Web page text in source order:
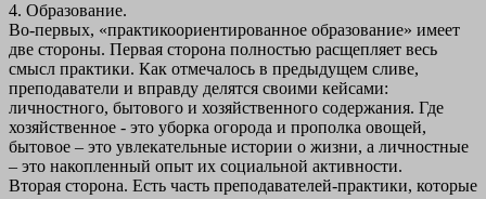
4. Образование.
Во-первых, «практикоориентированное образование» имеет
две стороны. Первая сторона полностью расщепляет весь
смысл практики. Как отмечалось в предыдущем сливе,
преподаватели и вправду делятся своими кейсами:
личностного, бытового и хозяйственного содержания. Где
хозяйственное - это уборка огорода и прополка овощей,
бытовое – это увлекательные истории о жизни, а личностные
– это накопленный опыт их социальной активности.
Вторая сторона. Есть часть преподавателей-практики, которые